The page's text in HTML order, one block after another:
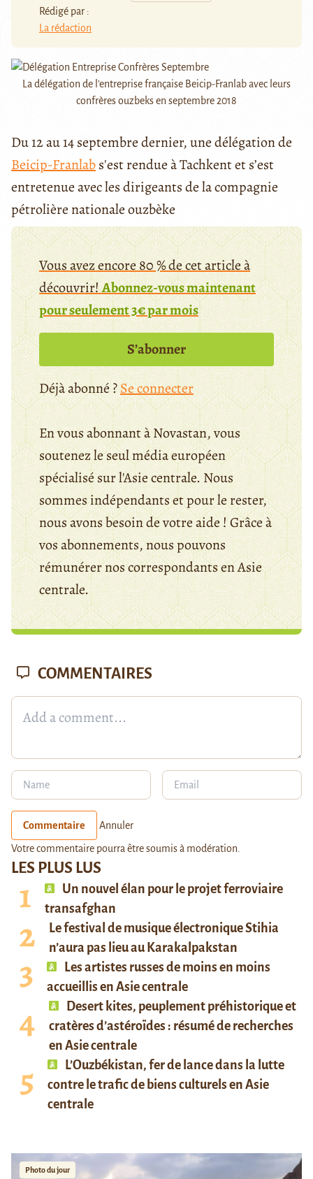
Rédigé par :
La rédaction
La délégation de l'entreprise française Beicip-Franlab avec leurs
confrères ouzbeks en septembre 2018
Du 12 au 14 septembre dernier, une délégation de
Beicip-Franlabs'est rendue à Tachkent et s’est
entretenue avec les dirigeants de la compagnie
pétrolière nationale ouzbèke
Vous avez encore 80 % de cet article à
découvrir!Abonnez-vous maintenant
pour seulement 3€ par mois
S’abonner
Déjà abonné ?Se connecter
En vous abonnant à Novastan, vous
soutenez le seul média européen
spécialisé sur l'Asie centrale. Nous
sommes indépendants et pour le rester,
nous avons besoin de votre aide ! Grâce à
vos abonnements, nous pouvons
rémunérer nos correspondants en Asie
centrale.
LES PLUS LUS
Un nouvel élan pour le projet ferroviaire
transafghan
Le festival de musique électronique Stihia
n’aura pas lieu au Karakalpakstan
Les artistes russes de moins en moins
accueillis en Asie centrale
Desert kites, peuplement préhistorique et
cratères d’astéroïdes : résumé de recherches
en Asie centrale
L’Ouzbékistan, fer de lance dans la lutte
contre le trafic de biens culturels en Asie
centrale
Photo du jour
COMMENTAIRES
Commentaire Annuler
Votre commentaire pourra être soumis à modération.